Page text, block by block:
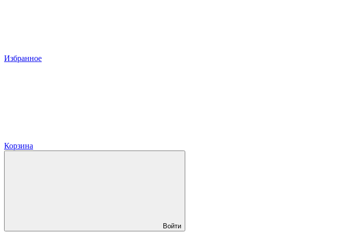
Избранное
Корзина
Войти